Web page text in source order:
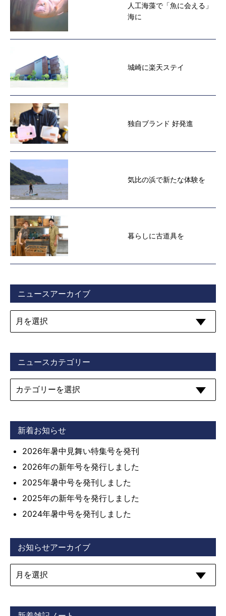
人工海藻で「魚に会える」
海に
城崎に楽天ステイ
独自ブランド 好発進
気比の浜で新たな体験を
暮らしに古道具を
ニュースアーカイブ
ニュースカテゴリー
新着お知らせ
2026年暑中見舞い特集号を発刊
2026年の新年号を発行しました
2025年暑中号を発刊しました
2025年の新年号を発行しました
2024年暑中号を発刊しました
お知らせアーカイブ